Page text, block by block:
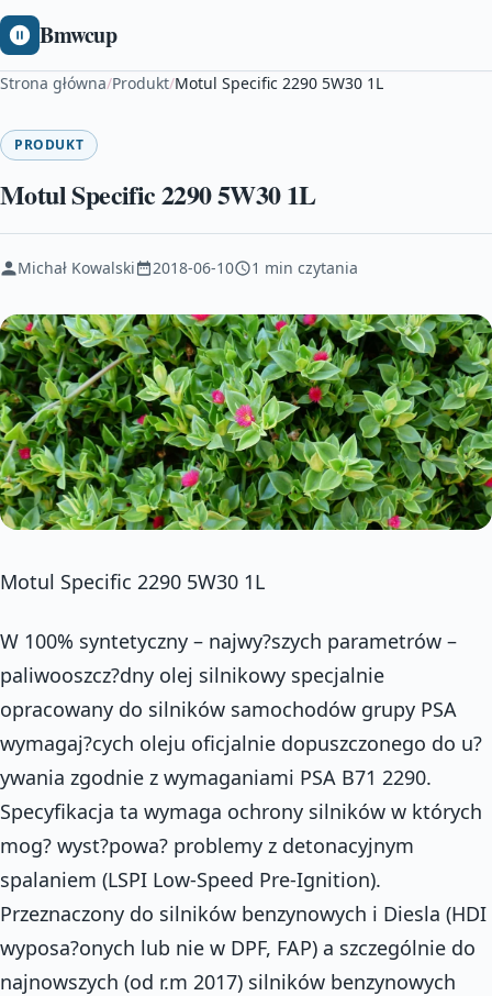
Bmwcup
Strona główna/Produkt/Motul Specific 2290 5W30 1L
PRODUKT
Motul Specific 2290 5W30 1L
Michał Kowalski 2018-06-10 1 min czytania
Motul Specific 2290 5W30 1L
W 100% syntetyczny – najwy?szych parametrów –
paliwooszcz?dny olej silnikowy specjalnie
opracowany do silników samochodów grupy PSA
wymagaj?cych oleju oficjalnie dopuszczonego do u?
ywania zgodnie z wymaganiami PSA B71 2290.
Specyfikacja ta wymaga ochrony silników w których
mog? wyst?powa? problemy z detonacyjnym
spalaniem (LSPI Low-Speed Pre-Ignition).
Przeznaczony do silników benzynowych i Diesla (HDI
wyposa?onych lub nie w DPF, FAP) a szczególnie do
najnowszych (od r.m 2017) silników benzynowych